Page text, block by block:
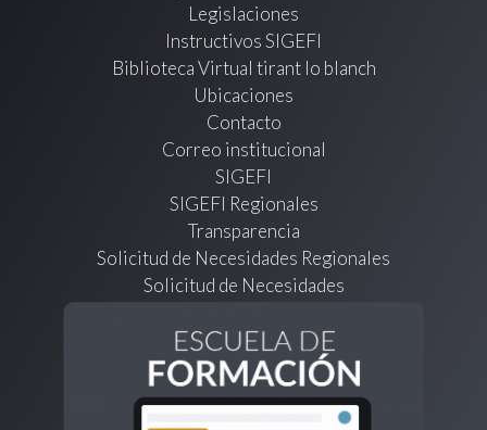
Legislaciones
Instructivos SIGEFI
Biblioteca Virtual tirant lo blanch
Ubicaciones
Contacto
Correo institucional
SIGEFI
SIGEFI Regionales
Transparencia
Solicitud de Necesidades Regionales
Solicitud de Necesidades